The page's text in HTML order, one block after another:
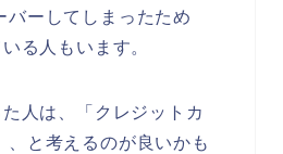
ーしてしまったため
る人もいます。
人は、「クレジットカ
と考えるのが良いかも